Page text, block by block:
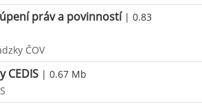
práv a povinností| 0.83
ČOV
CEDIS | 0.67 Mb